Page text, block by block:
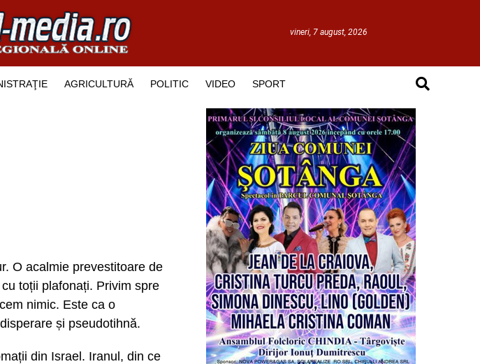
vineri, 7 august, 2026
AGRICULTURĂ POLITIC VIDEO SPORT
O acalmie prevestitoare de
toții plafonați. Privim spre
nimic. Este ca o
și pseudotihnă.
din Israel. Iranul, din ce